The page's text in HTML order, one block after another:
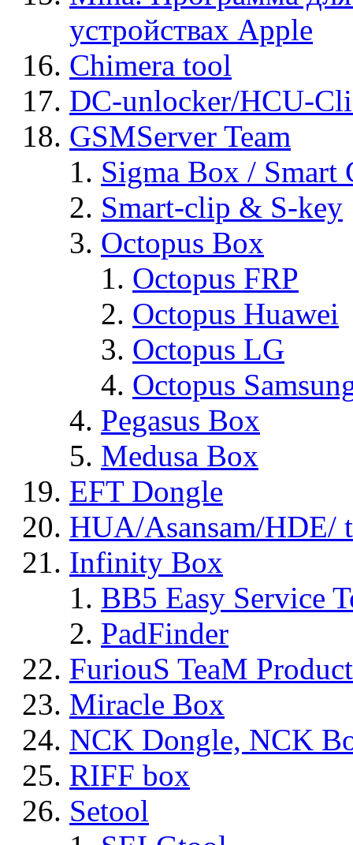
устройствах Apple
Chimera tool
DC-unlocker/HCU-
GSMServer Team
Sigma Box / Smart
Smart-clip & S-key
Octopus Box
Octopus FRP
Octopus Huawei
Octopus LG
Octopus
Pegasus Box
Medusa Box
EFT Dongle
HUA/Asansam/HDE/
Infinity Box
BB5 Easy Service
PadFinder
FuriouS TeaM
Miracle Box
NCK Dongle, NCK
RIFF box
Setool